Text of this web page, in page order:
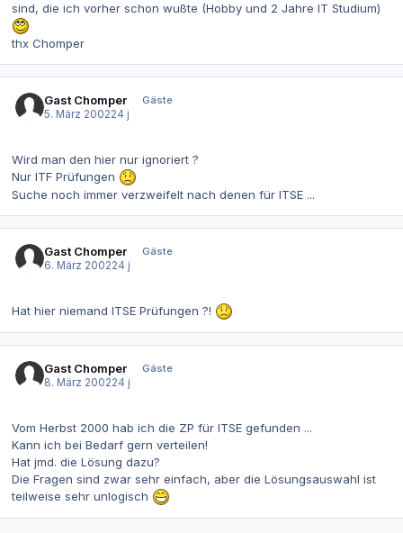
sind, die ich vorher schon wußte (Hobby und 2 Jahre IT Studium)
thx Chomper
Gast Chomper
Gäste
5. März 200224 j
Wird man den hier nur ignoriert ?
Nur ITF Prüfungen
Suche noch immer verzweifelt nach denen für ITSE ...
Gast Chomper
Gäste
6. März 200224 j
Hat hier niemand ITSE Prüfungen ?!
Gast Chomper
Gäste
8. März 200224 j
Vom Herbst 2000 hab ich die ZP für ITSE gefunden ...
Kann ich bei Bedarf gern verteilen!
Hat jmd. die Lösung dazu?
Die Fragen sind zwar sehr einfach, aber die Lösungsauswahl ist
teilweise sehr unlogisch